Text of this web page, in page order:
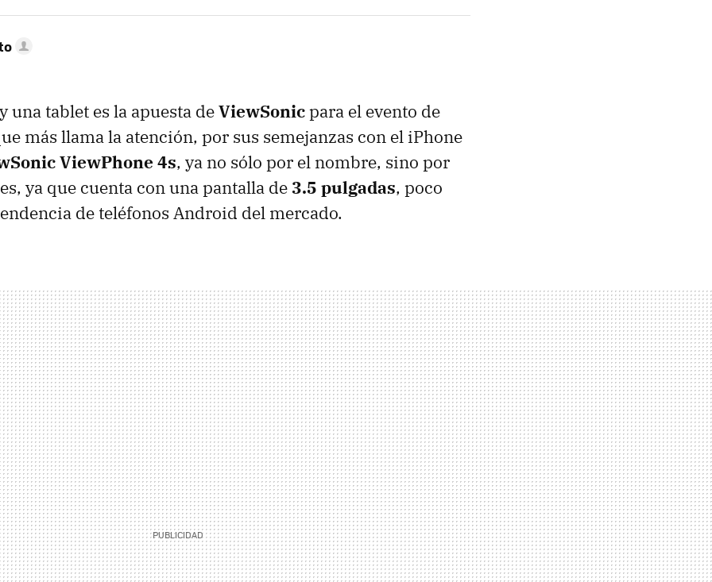
una tablet es la apuesta deViewSonicpara el evento de
más llama la atención, por sus semejanzas con el iPhone
ViewPhone 4s, ya no sólo por el nombre, sino por
ya que cuenta con una pantalla de 3.5 pulgadas, poco
de teléfonos Android del mercado.